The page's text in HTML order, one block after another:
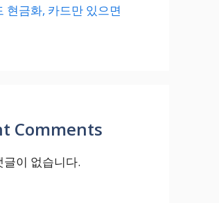
현금화, 카드만 있으면
Comments
글이 없습니다.